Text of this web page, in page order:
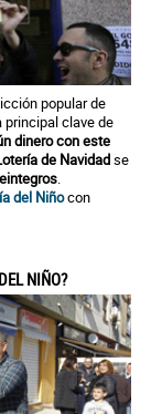
popular de
clave de
dinero con este
de Navidadse
.
del Niñocon
NIÑO?